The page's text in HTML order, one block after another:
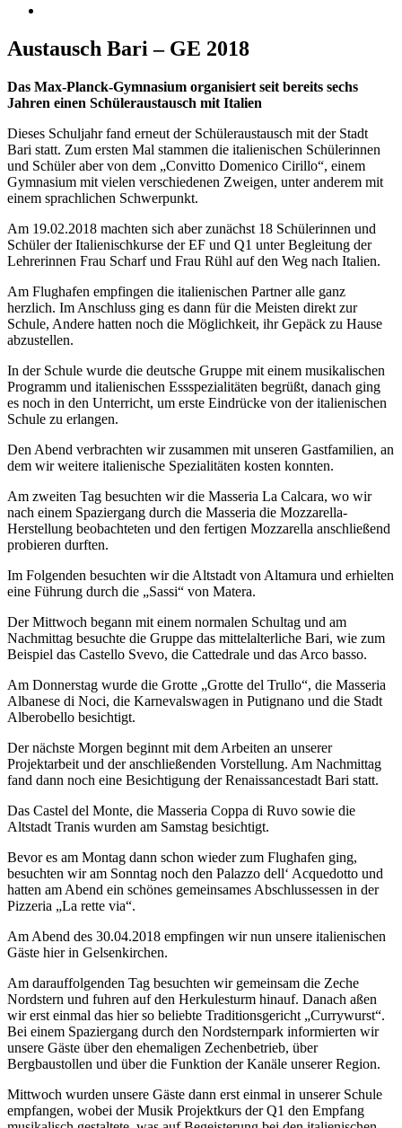
Austausch Bari – GE 2018
Das Max-Planck-Gymnasium organisiert seit bereits sechs
Jahren einen Schüleraustausch mit Italien
Dieses Schuljahr fand erneut der Schüleraustausch mit der Stadt
Bari statt. Zum ersten Mal stammen die italienischen Schülerinnen
und Schüler aber von dem „Convitto Domenico Cirillo“, einem
Gymnasium mit vielen verschiedenen Zweigen, unter anderem mit
einem sprachlichen Schwerpunkt.
Am 19.02.2018 machten sich aber zunächst 18 Schülerinnen und
Schüler der Italienischkurse der EF und Q1 unter Begleitung der
Lehrerinnen Frau Scharf und Frau Rühl auf den Weg nach Italien.
Am Flughafen empfingen die italienischen Partner alle ganz
herzlich. Im Anschluss ging es dann für die Meisten direkt zur
Schule, Andere hatten noch die Möglichkeit, ihr Gepäck zu Hause
abzustellen.
In der Schule wurde die deutsche Gruppe mit einem musikalischen
Programm und italienischen Essspezialitäten begrüßt, danach ging
es noch in den Unterricht, um erste Eindrücke von der italienischen
Schule zu erlangen.
Den Abend verbrachten wir zusammen mit unseren Gastfamilien, an
dem wir weitere italienische Spezialitäten kosten konnten.
Am zweiten Tag besuchten wir die Masseria La Calcara, wo wir
nach einem Spaziergang durch die Masseria die Mozzarella-
Herstellung beobachteten und den fertigen Mozzarella anschließend
probieren durften.
Im Folgenden besuchten wir die Altstadt von Altamura und erhielten
eine Führung durch die „Sassi“ von Matera.
Der Mittwoch begann mit einem normalen Schultag und am
Nachmittag besuchte die Gruppe das mittelalterliche Bari, wie zum
Beispiel das Castello Svevo, die Cattedrale und das Arco basso.
Am Donnerstag wurde die Grotte „Grotte del Trullo“, die Masseria
Albanese di Noci, die Karnevalswagen in Putignano und die Stadt
Alberobello besichtigt.
Der nächste Morgen beginnt mit dem Arbeiten an unserer
Projektarbeit und der anschließenden Vorstellung. Am Nachmittag
fand dann noch eine Besichtigung der Renaissancestadt Bari statt.
Das Castel del Monte, die Masseria Coppa di Ruvo sowie die
Altstadt Tranis wurden am Samstag besichtigt.
Bevor es am Montag dann schon wieder zum Flughafen ging,
besuchten wir am Sonntag noch den Palazzo dell‘ Acquedotto und
hatten am Abend ein schönes gemeinsames Abschlussessen in der
Pizzeria „La rette via“.
Am Abend des 30.04.2018 empfingen wir nun unsere italienischen
Gäste hier in Gelsenkirchen.
Am darauffolgenden Tag besuchten wir gemeinsam die Zeche
Nordstern und fuhren auf den Herkulesturm hinauf. Danach aßen
wir erst einmal das hier so beliebte Traditionsgericht „Currywurst“.
Bei einem Spaziergang durch den Nordsternpark informierten wir
unsere Gäste über den ehemaligen Zechenbetrieb, über
Bergbaustollen und über die Funktion der Kanäle unserer Region.
Mittwoch wurden unsere Gäste dann erst einmal in unserer Schule
empfangen, wobei der Musik Projektkurs der Q1 den Empfang